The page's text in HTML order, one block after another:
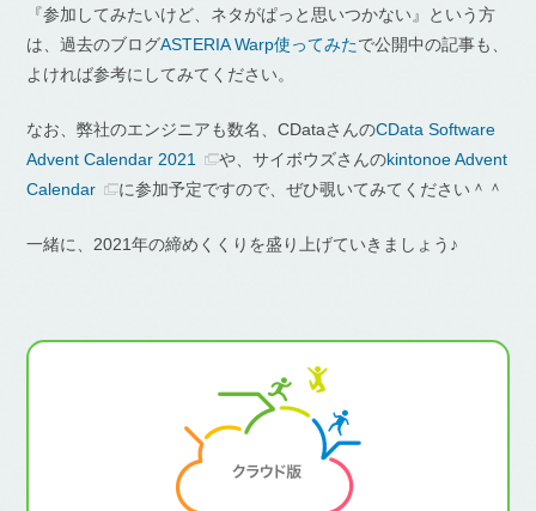
『参加してみたいけど、ネタがぱっと思いつかない』という方
は、過去のブログASTERIA Warp使ってみたで公開中の記事も、
よければ参考にしてみてください。
なお、弊社のエンジニアも数名、CDataさんのCData Software
Advent Calendar 2021
や、サイボウズさんのkintonoe Advent
Calendar
に参加予定ですので、ぜひ覗いてみてください＾＾
一緒に、2021年の締めくくりを盛り上げていきましょう♪